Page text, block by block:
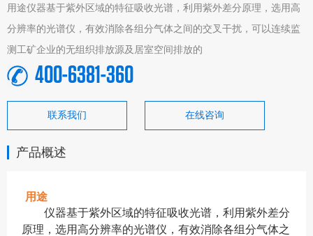
用途仪器基于紫外区域的特征吸收光谱，利用紫外差分原理，选用高
分辨率的光谱仪，有效消除各组分气体之间的交叉干扰，可以连续监
测工矿企业的无组织排放源及居室空间排放的
400-6381-360
联系我们 在线咨询
产品概述
用途
仪器基于紫外区域的特征吸收光谱，利用紫外差分
原理，选用高分辨率的光谱仪，有效消除各组分气体之